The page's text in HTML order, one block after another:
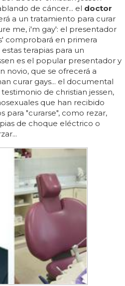
de cáncer... el doctor
a un tratamiento para curar
me, i'm gay': el presentador
comprobará en primera
terapias para un
es el popular presentador y
novio, que se ofrecerá a
curar gays... el documental
de christian jessen,
que han recibido
para "curarse", como rezar,
de choque eléctrico o